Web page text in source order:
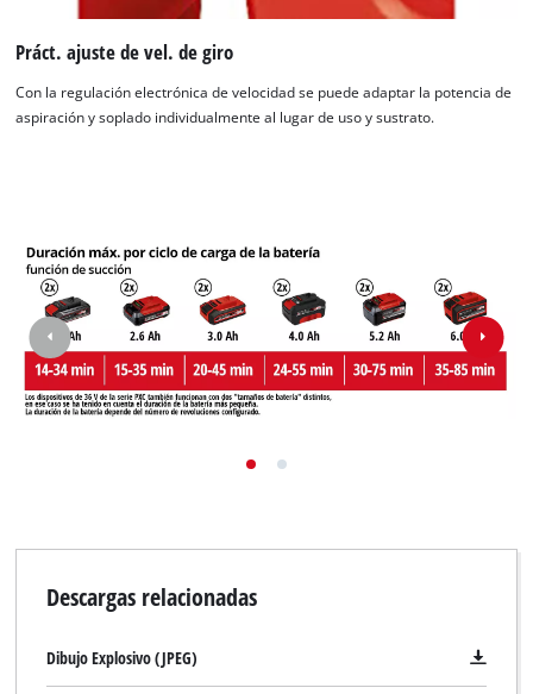
Práct. ajuste de vel. de giro
Con la regulación electrónica de velocidad se puede adaptar la potencia de
aspiración y soplado individualmente al lugar de uso y sustrato.
Descargas relacionadas
Dibujo Explosivo (JPEG)